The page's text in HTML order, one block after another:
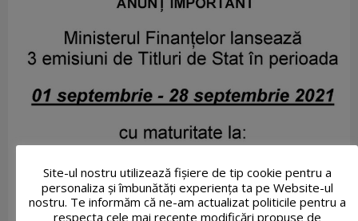
Site-ul nostru utilizează fişiere de tip cookie pentru a
personaliza și îmbunătăți experiența ta pe Website-ul
nostru. Te informăm că ne-am actualizat politicile pentru a
respecta cele mai recente modificări propuse de